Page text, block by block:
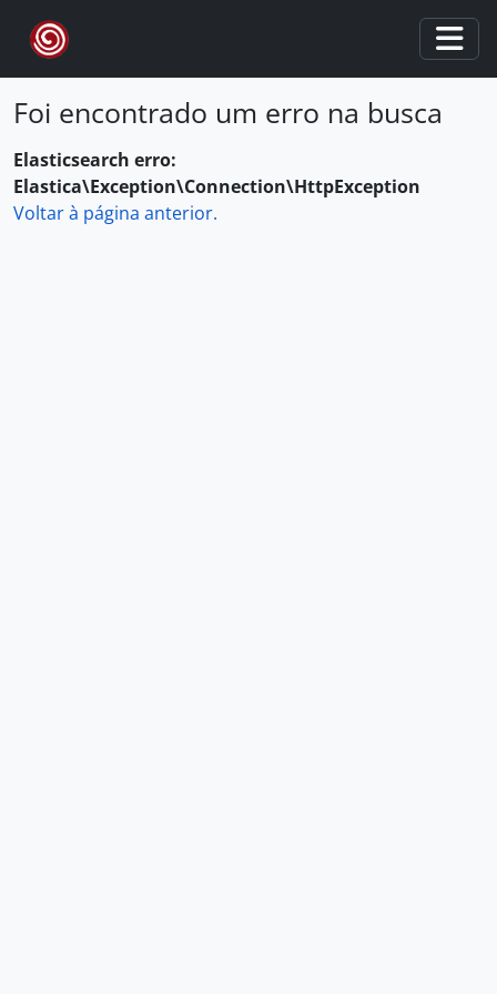
Skip to main content
Foi encontrado um erro na busca
Elasticsearch erro:
Elastica\Exception\Connection\HttpException
Voltar à página anterior.